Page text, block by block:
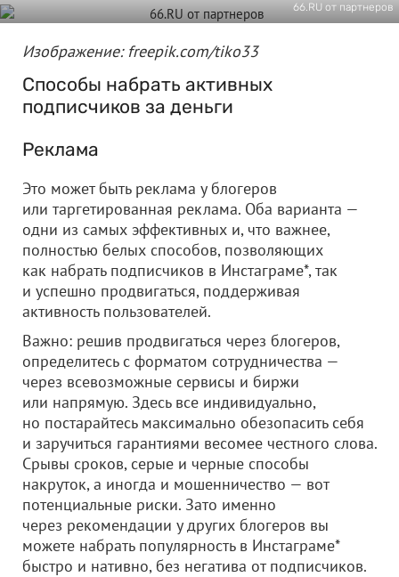
66.RU от партнеров
Изображение: freepik.com/tiko33
Способы набрать активных
подписчиков за деньги
Реклама
Это может быть реклама у блогеров
или таргетированная реклама. Оба варианта —
одни из самых эффективных и, что важнее,
полностью белых способов, позволяющих
как набрать подписчиков в Инстаграме*, так
и успешно продвигаться, поддерживая
активность пользователей.
Важно: решив продвигаться через блогеров,
определитесь с форматом сотрудничества —
через всевозможные сервисы и биржи
или напрямую. Здесь все индивидуально,
но постарайтесь максимально обезопасить себя
и заручиться гарантиями весомее честного слова.
Срывы сроков, серые и черные способы
накруток, а иногда и мошенничество — вот
потенциальные риски. Зато именно
через рекомендации у других блогеров вы
можете набрать популярность в Инстаграме*
быстро и нативно, без негатива от подписчиков.